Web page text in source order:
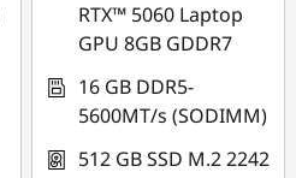
RTX™ 5060 Laptop
GPU 8GB GDDR7
16 GB DDR5-
5600MT/s (SODIMM)
512 GB SSD M.2 2242